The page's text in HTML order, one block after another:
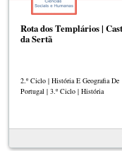
Rota dos Templários |
da Sertã
2.º Ciclo | História E Geografia De
Portugal | 3.º Ciclo | História